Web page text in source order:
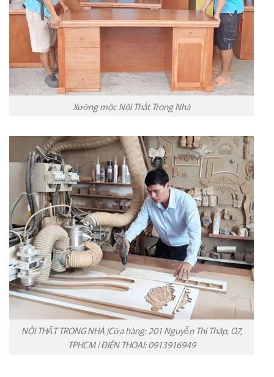
Xưởng mộc Nội Thất Trong Nhà
NỘI THẤT TRONG NHÀ |Cửa hàng: 201 Nguyễn Thị Thập, Q7,
TPHCM | ĐIỆN THOẠI: 0913916949